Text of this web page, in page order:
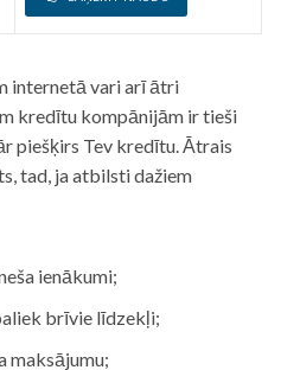
internetā vari arī ātri
kredītu kompānijām ir tieši
piešķirs Tev kredītu. Ātrais
tad, ja atbilsti dažiem
ienākumi;
brīvie līdzekļi;
maksājumu;